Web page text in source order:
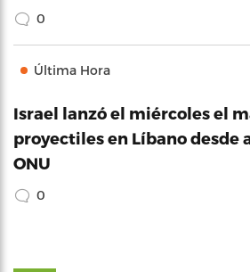
0
Última Hora
Israel lanzó el miércoles el
proyectiles en Líbano desde
ONU
0